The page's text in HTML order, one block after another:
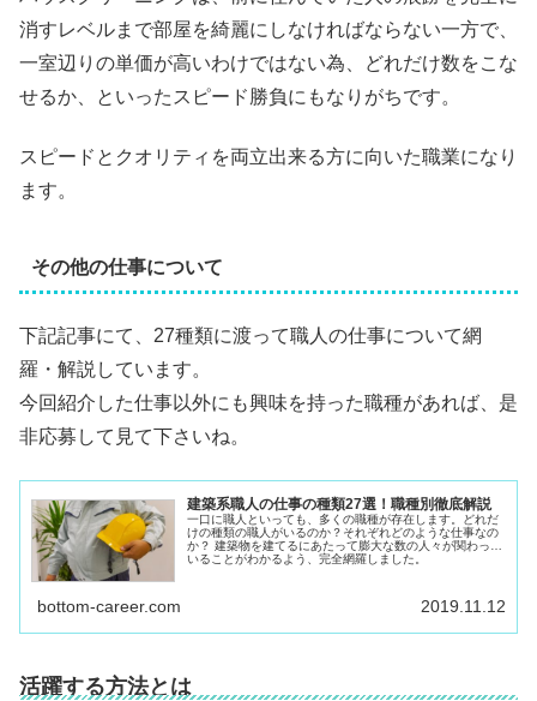
消すレベルまで部屋を綺麗にしなければならない一方で、
一室辺りの単価が高いわけではない為、どれだけ数をこな
せるか、といったスピード勝負にもなりがちです。
スピードとクオリティを両立出来る方に向いた職業になり
ます。
その他の仕事について
下記記事にて、27種類に渡って職人の仕事について網
羅・解説しています。
今回紹介した仕事以外にも興味を持った職種があれば、是
非応募して見て下さいね。
建築系職人の仕事の種類27選！職種別徹底解説
一口に職人といっても、多くの職種が存在します。どれだ
けの種類の職人がいるのか？それぞれどのような仕事なの
か？ 建築物を建てるにあたって膨大な数の人々が関わって
いることがわかるよう、完全網羅しました。
bottom-career.com 2019.11.12
活躍する方法とは